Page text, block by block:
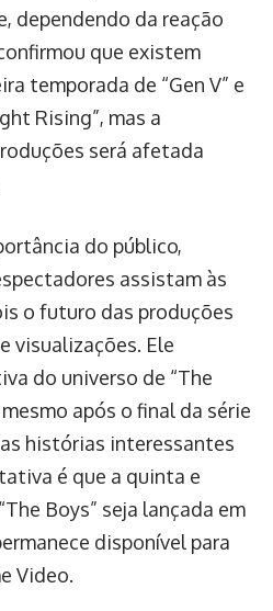
dependendo da reação
que existem
temporada de “Gen V” e
Rising”, mas a
será afetada
do público,
assistam às
o futuro das produções
visualizações. Ele
do universo de “The
após o final da série
histórias interessantes
é que a quinta e
Boys” seja lançada em
disponível para
Video.